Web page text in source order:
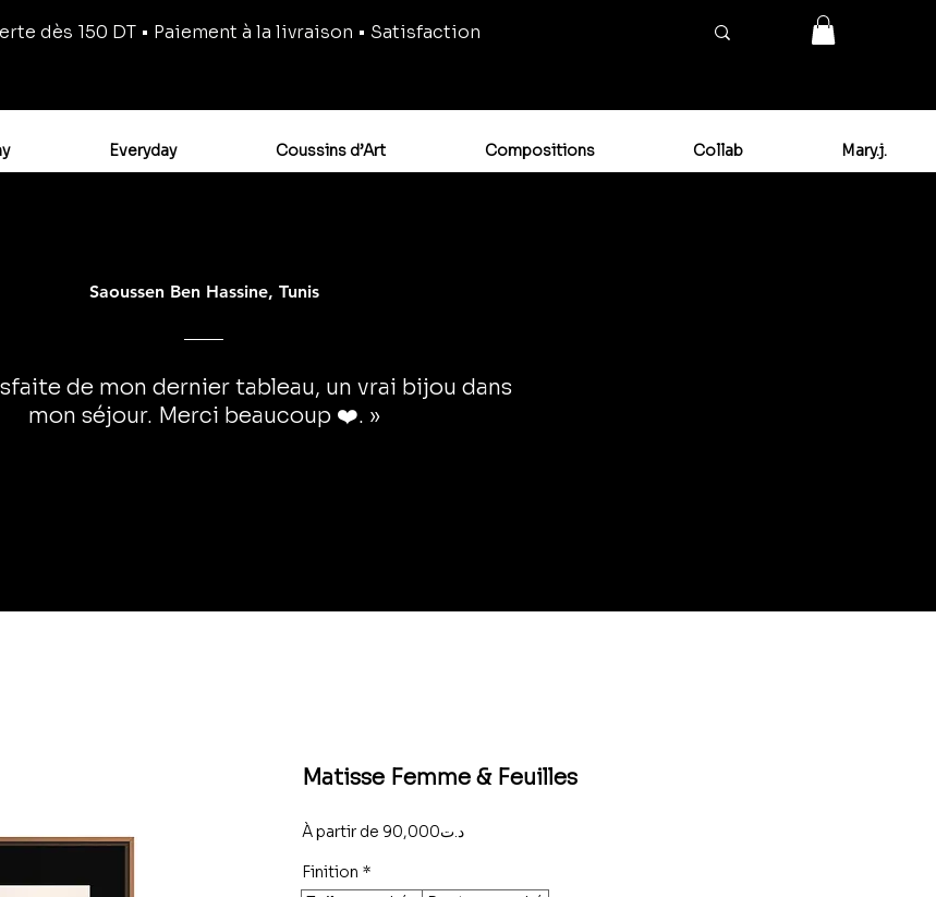
dès 150 DT • Paiement à la livraison • Satisfaction
Everyday Coussins d’Art Compositions Collab Mary.j.
Saoussen Ben Hassine, Tunis
de mon dernier tableau, un vrai bijou dans
mon séjour. Merci beaucoup ❤️. »
Matisse Femme & Feuilles
À partir de 90,000د.تPrix
Finition *